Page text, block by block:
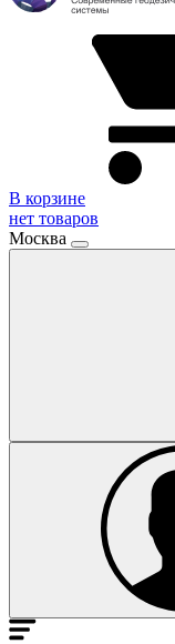
В корзине
нет товаров
Москва